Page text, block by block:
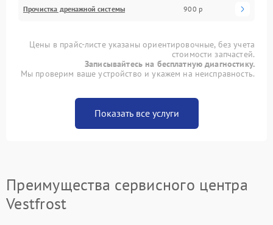
Прочистка дренажной системы 900 р
Цены в прайс-листе указаны ориентировочные, без учета
стоимости запчастей.
Записывайтесь на бесплатную диагностику.
Мы проверим ваше устройство и укажем на неисправность.
Показать все услуги
Преимущества сервисного центра
Vestfrost